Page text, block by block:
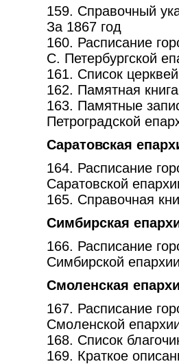
159. Справочный
За 1867 год
160. Расписание
С. Петербургской
161. Список
162. Памятная
163. Памятные
Петроградской
Саратовская
164. Расписание
Саратовской
165. Справочная
Симбирская
166. Расписание
Симбирской
Смоленская
167. Расписание
Смоленской
168. Список
169. Краткое